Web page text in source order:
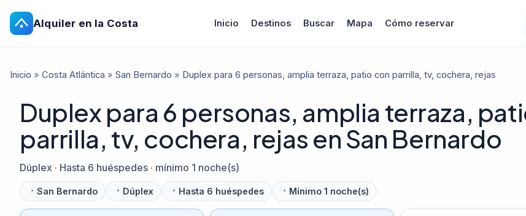
Alquiler en la Costa Inicio Destinos Buscar Mapa Cómo reservar
Inicio » Costa Atlántica » San Bernardo » Duplex para 6 personas, amplia terraza, patio con parrilla, tv, cochera, rejas
Duplex para 6 personas, amplia terraza,
parrilla, tv, cochera, rejas en San Bernardo
Dúplex · Hasta 6 huéspedes · mínimo 1 noche(s)
San Bernardo Dúplex Hasta 6 huéspedes Mínimo 1 noche(s)